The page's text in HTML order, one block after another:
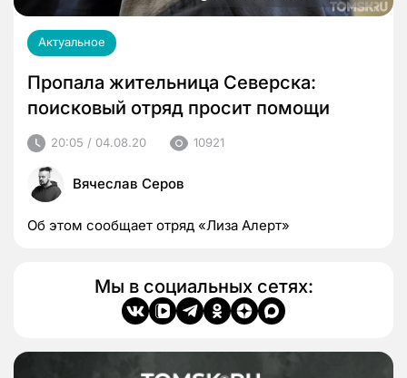
Актуальное
Пропала жительница Северска:
поисковый отряд просит помощи
20:05 / 04.08.20 10921
Вячеслав Серов
Об этом сообщает отряд «Лиза Алерт»
Мы в социальных сетях: